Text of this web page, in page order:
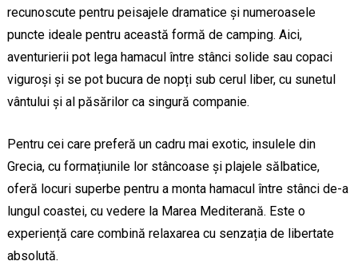
recunoscute pentru peisajele dramatice și numeroasele
puncte ideale pentru această formă de camping. Aici,
aventurierii pot lega hamacul între stânci solide sau copaci
viguroși și se pot bucura de nopți sub cerul liber, cu sunetul
vântului și al păsărilor ca singură companie.
Pentru cei care preferă un cadru mai exotic, insulele din
Grecia, cu formațiunile lor stâncoase și plajele sălbatice,
oferă locuri superbe pentru a monta hamacul între stânci de-a
lungul coastei, cu vedere la Marea Mediterană. Este o
experiență care combină relaxarea cu senzația de libertate
absolută.